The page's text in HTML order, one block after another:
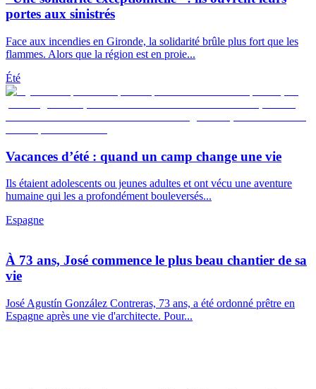
portes aux sinistrés
Face aux incendies en Gironde, la solidarité brûle plus fort que les
flammes. Alors que la région est en proie...
Été
Vacances d’été : quand un camp change une vie
Ils étaient adolescents ou jeunes adultes et ont vécu une aventure
humaine qui les a profondément bouleversés...
Espagne
À 73 ans, José commence le plus beau chantier de sa
vie
José Agustín González Contreras, 73 ans, a été ordonné prêtre en
Espagne après une vie d'architecte. Pour...